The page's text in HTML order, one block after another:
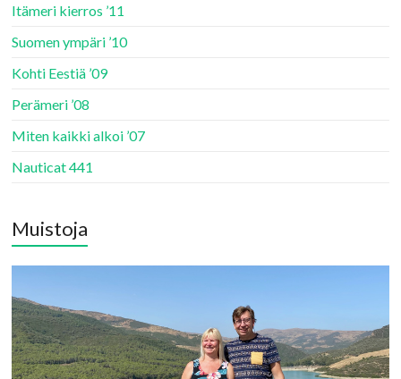
Itämeri kierros ’11
Suomen ympäri ’10
Kohti Eestiä ’09
Perämeri ’08
Miten kaikki alkoi ’07
Nauticat 441
Muistoja